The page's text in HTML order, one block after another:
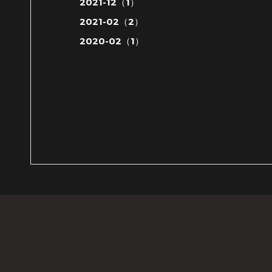
2021-02（2）
2020-02（1）